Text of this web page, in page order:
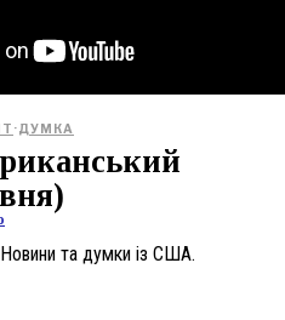
·ДУМКА
та думки із США.